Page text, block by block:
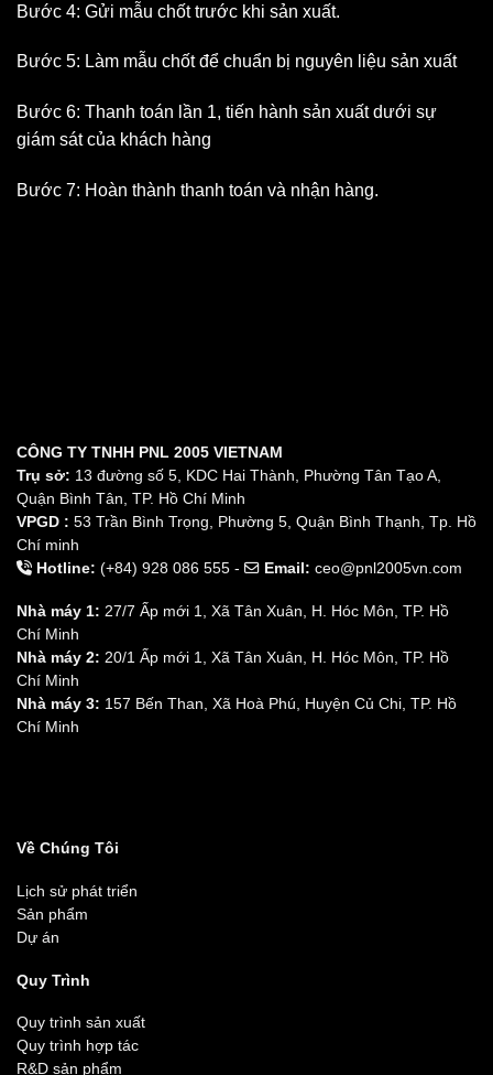
Bước 4: Gửi mẫu chốt trước khi sản xuất.
Bước 5: Làm mẫu chốt để chuẩn bị nguyên liệu sản xuất
Bước 6: Thanh toán lần 1, tiến hành sản xuất dưới sự
giám sát của khách hàng
Bước 7: Hoàn thành thanh toán và nhận hàng.
CÔNG TY TNHH PNL 2005 VIETNAM
Trụ sở: 13 đường số 5, KDC Hai Thành, Phường Tân Tạo A,
Quận Bình Tân, TP. Hồ Chí Minh
VPGD : 53 Trần Bình Trọng, Phường 5, Quận Bình Thạnh, Tp. Hồ
Chí minh
Hotline: (+84) 928 086 555 - Email: ceo@pnl2005vn.com
Nhà máy 1: 27/7 Ấp mới 1, Xã Tân Xuân, H. Hóc Môn, TP. Hồ
Chí Minh
Nhà máy 2: 20/1 Ấp mới 1, Xã Tân Xuân, H. Hóc Môn, TP. Hồ
Chí Minh
Nhà máy 3: 157 Bến Than, Xã Hoà Phú, Huyện Củ Chi, TP. Hồ
Chí Minh
Về Chúng Tôi
Lịch sử phát triển
Sản phẩm
Dự án
Quy Trình
Quy trình sản xuất
Quy trình hợp tác
R&D sản phẩm